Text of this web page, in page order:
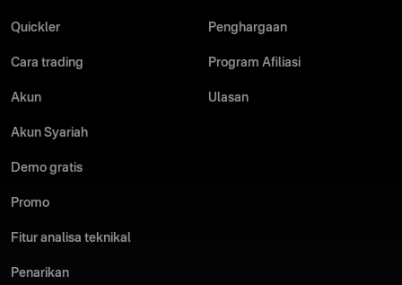
Quickler
Cara trading
Akun
Akun Syariah
Demo gratis
Promo
Fitur analisa teknikal
Penarikan
Penghargaan
Program Afiliasi
Ulasan